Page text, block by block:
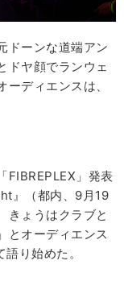
ドーンな道端アン
ドヤ顔でランウェ
ディエンスは、
FIBREPLEX」発表
』（都内、9月19
ょうはクラブと
とオーディエンス
り始めた。